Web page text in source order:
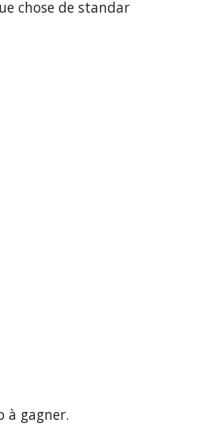
chose de standar
à gagner.